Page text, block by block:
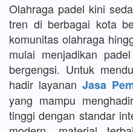
Olahraga padel kini
tren di berbagai kota
komunitas olahraga
mulai menjadikan
bergengsi. Untuk
hadir layanan Jasa
yang mampu
tinggi dengan standar